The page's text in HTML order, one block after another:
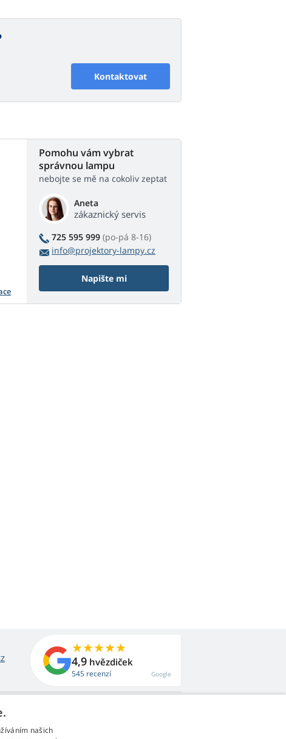
Kontaktovat
Pomohu vám vybrat
správnou lampu
nebojte se mě na cokoliv zeptat
Aneta
zákaznický servis
725 595 999 (po-pá 8-16)
info@projektory-lampy.cz
Napište mi
4,9 hvězdiček
545 recenzí Google
našich